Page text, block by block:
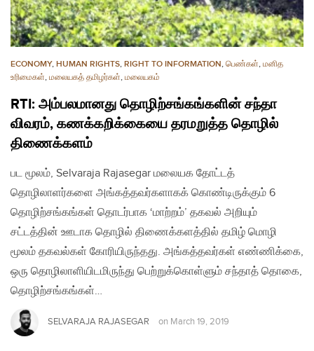
ECONOMY, HUMAN RIGHTS, RIGHT TO INFORMATION, பெண்கள், மனித
உரிமைகள், மலையகத் தமிழர்கள், மலையகம்
RTI: அம்பலமானது தொழிற்சங்கங்களின் சந்தா
விவரம், கணக்கறிக்கையை தரமறுத்த தொழில்
திணைக்களம்
பட மூலம், Selvaraja Rajasegar மலையக தோட்டத்
தொழிலாளர்களை அங்கத்தவர்களாகக் கொண்டிருக்கும் 6
தொழிற்சங்கங்கள் தொடர்பாக ‘மாற்றம்’ தகவல் அறியும்
சட்டத்தின் ஊடாக தொழில் திணைக்களத்தில் தமிழ் மொழி
மூலம் தகவல்கள் கோரியிருந்தது. அங்கத்தவர்கள் எண்ணிக்கை,
ஒரு தொழிலாளியிடமிருந்து பெற்றுக்கொள்ளும் சந்தாத் தொகை,
தொழிற்சங்கங்கள்…
SELVARAJA RAJASEGAR on March 19, 2019